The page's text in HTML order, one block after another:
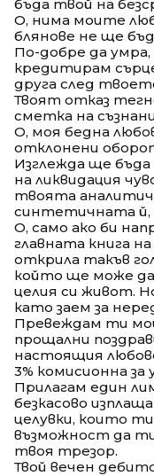
бъда твой на
О, нима моите
блянове не ще
По-добре да
кредитирам
друга след
Твоят отказ
сметка на
О, моя бедна
отклонени
Изглежда ще
на ликвидация
твоята
синтетичната й,
О, само ако би
главната книга
открила такъв
който ще може
целия си живот.
като заем за
Превеждам ти
прощални
настоящия
3% комисионна за
Прилагам един
безкасово
целувки, които
възможност да
твоя трезор.
Твой вечен